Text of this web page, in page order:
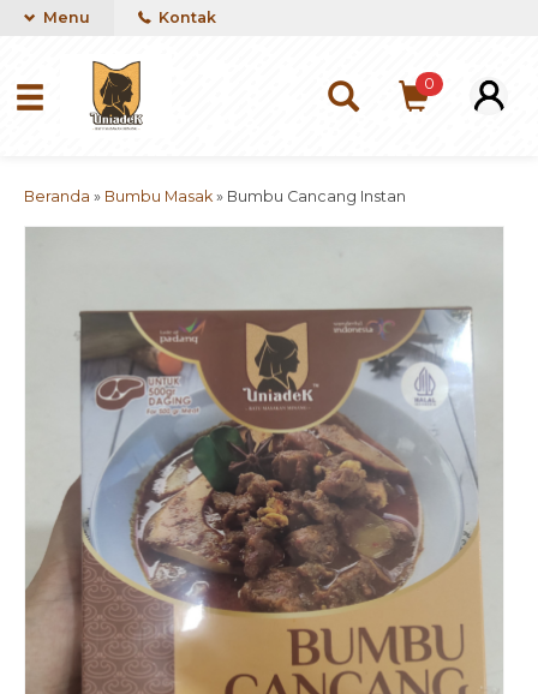
Menu Kontak
0
Beranda » Bumbu Masak » Bumbu Cancang Instan